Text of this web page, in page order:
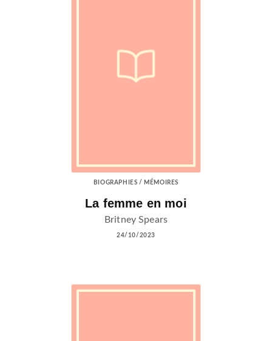
BIOGRAPHIES / MÉMOIRES
La femme en moi
Britney Spears
24/10/2023